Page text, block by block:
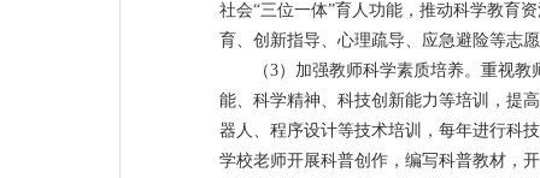
社会“三位一体”育人功能，推动科学教育
育、创新指导、心理疏导、应急避险等志
（3）加强教师科学素质培养。重视
能、科学精神、科技创新能力等培训，提
器人、程序设计等技术培训，每年进行科
学校老师开展科普创作，编写科普教材，